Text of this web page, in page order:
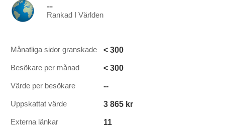
--
Rankad I Världen
Månatliga sidor granskade < 300
Besökare per månad < 300
Värde per besökare --
Uppskattat värde 3 865 kr
Externa länkar 11